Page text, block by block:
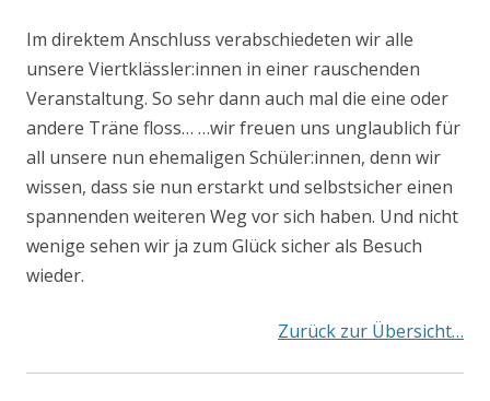
Im direktem Anschluss verabschiedeten wir alle
unsere Viertklässler:innen in einer rauschenden
Veranstaltung. So sehr dann auch mal die eine oder
andere Träne floss… …wir freuen uns unglaublich für
all unsere nun ehemaligen Schüler:innen, denn wir
wissen, dass sie nun erstarkt und selbstsicher einen
spannenden weiteren Weg vor sich haben. Und nicht
wenige sehen wir ja zum Glück sicher als Besuch
wieder.
Zurück zur Übersicht…